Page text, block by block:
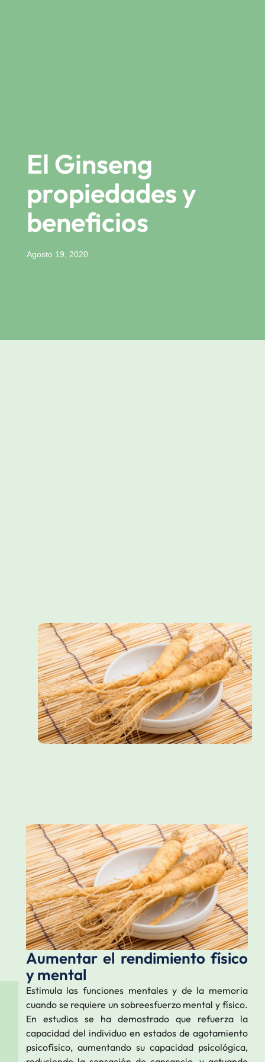
El Ginseng
propiedades y
beneficios
Agosto 19, 2020
Aumentar el rendimiento físico
y mental
Estimula las funciones mentales y de la memoria
cuando se requiere un sobreesfuerzo mental y físico.
En estudios se ha demostrado que refuerza la
capacidad del individuo en estados de agotamiento
psicofísico, aumentando su capacidad psicológica,